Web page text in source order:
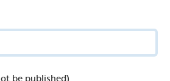
be published)